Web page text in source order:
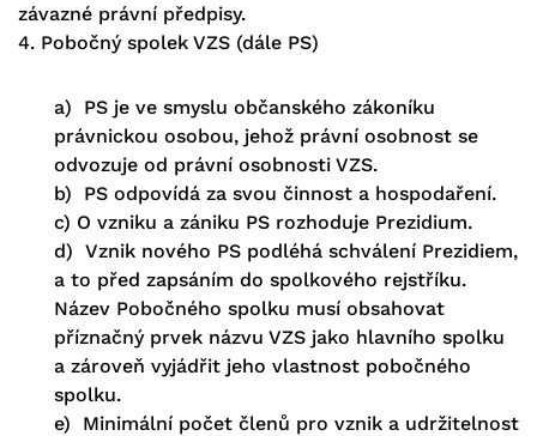
závazné právní předpisy.
4. Pobočný spolek VZS (dále PS)
a) PS je ve smyslu občanského zákoníku
právnickou osobou, jehož právní osobnost se
odvozuje od právní osobnosti VZS.
b) PS odpovídá za svou činnost a hospodaření.
c) O vzniku a zániku PS rozhoduje Prezidium.
d) Vznik nového PS podléhá schválení Prezidiem,
a to před zapsáním do spolkového rejstříku.
Název Pobočného spolku musí obsahovat
příznačný prvek názvu VZS jako hlavního spolku
a zároveň vyjádřit jeho vlastnost pobočného
spolku.
e) Minimální počet členů pro vznik a udržitelnost